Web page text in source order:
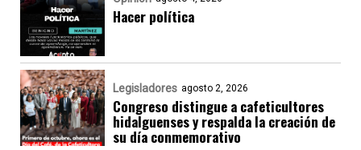
Hacer política
Legisladores agosto 2, 2026
Congreso distingue a cafeticultores
hidalguenses y respalda la creación de
su día conmemorativo